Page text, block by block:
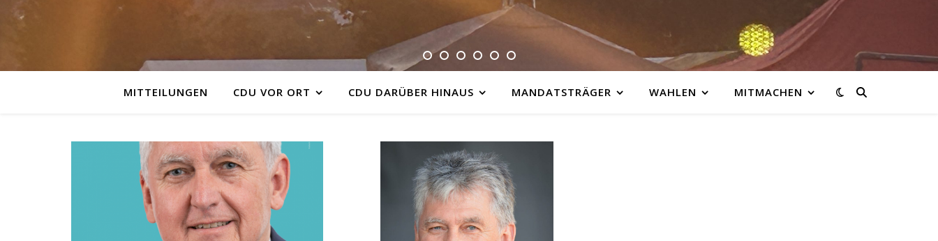
MITTEILUNGEN CDU VOR ORT CDU DARÜBER HINAUS MANDATSTRÄGER WAHLEN MITMACHEN